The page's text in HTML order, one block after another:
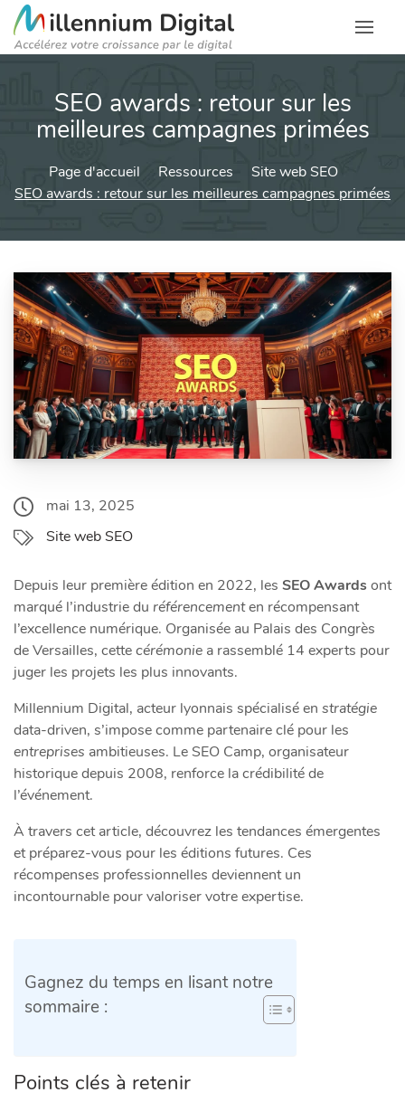
SEO awards : retour sur les
meilleures campagnes primées
Page d'accueil Ressources
Site web SEO
SEO awards : retour sur les meilleures campagnes primées
mai 13, 2025
Site web SEO
Depuis leur première édition en 2022, les SEO Awardsont
marqué l’industrie du référencementen récompensant
l’excellence numérique. Organisée au Palais des Congrès
de Versailles, cettecérémonie a rassemblé 14 experts pour
juger les projets les plus innovants.
Millennium Digital, acteur lyonnais spécialisé en stratégie
data-driven, s’impose comme partenaire clé pour les
entreprises ambitieuses. Le SEO Camp, organisateur
historique depuis 2008, renforce la crédibilité de
l’événement.
À travers cet article, découvrez les tendances émergentes
et préparez-vous pour les éditions futures. Ces
récompenses professionnelles deviennent un
incontournable pour valoriser votre expertise.
Gagnez du temps en lisant notre
sommaire :
Points clés à retenir